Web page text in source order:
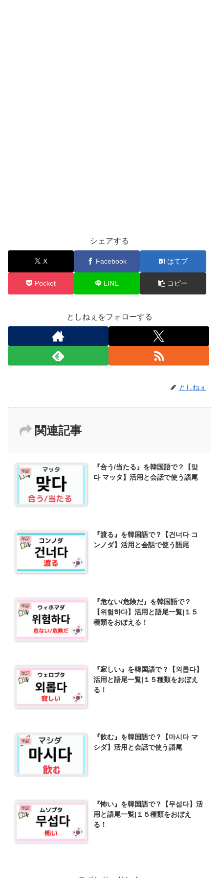
シェアする
X Facebook はてブ
Pocket LINE コピー
としねぇをフォローする
としねぇ
関連記事
単語
『合う/当たる』を韓国語で？【맞
다 マッタ】活用と会話で使う語尾
単語
『渡る』を韓国語で？【건너다 コ
ンノダ】活用と会話で使う語尾
単語
『危ない/危険だ』を韓国語で？
【위험하다】活用と語尾一覧|１５
種類をおぼえる！
単語
『寂しい』を韓国語で？【외롭다】
活用と語尾一覧|１５種類をおぼえ
る！
単語
『飲む』を韓国語で？【마시다 マ
シダ】活用と会話で使う語尾
単語
『怖い』を韓国語で？【무섭다】活
用と語尾一覧|１５種類をおぼえ
る！